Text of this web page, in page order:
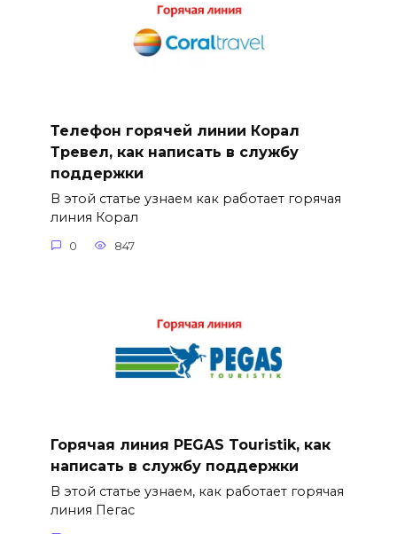
Телефон горячей линии Корал
Тревел, как написать в службу
поддержки
В этой статье узнаем как работает горячая
линия Корал
0 847
Горячая линия PEGAS Touristik, как
написать в службу поддержки
В этой статье узнаем, как работает горячая
линия Пегас